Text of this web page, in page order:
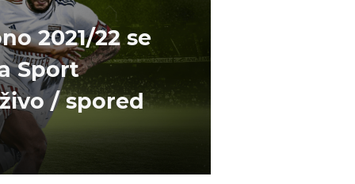
2021/22 se
Sport
/ spored